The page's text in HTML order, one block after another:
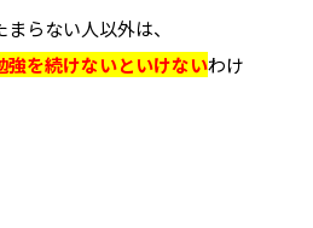
らない人以外は、
強を続けないといけないわけ